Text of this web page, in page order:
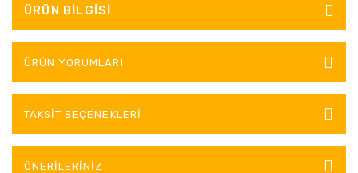
ÜRÜN BILGISI
ÜRÜN YORUMLARI
TAKSIT SEÇENEKLERI
ÖNERILERINIZ